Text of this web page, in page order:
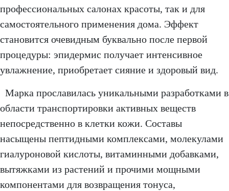
профессиональных салонах красоты, так и для
самостоятельного применения дома. Эффект
становится очевидным буквально после первой
процедуры: эпидермис получает интенсивное
увлажнение, приобретает сияние и здоровый вид.
Марка прославилась уникальными разработками в
области транспортировки активных веществ
непосредственно в клетки кожи. Составы
насыщены пептидными комплексами, молекулами
гиалуроновой кислоты, витаминными добавками,
вытяжками из растений и прочими мощными
компонентами для возвращения тонуса,